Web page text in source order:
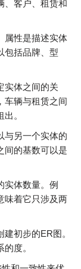
、客户、租赁和
属性是描述实体
包括品牌、型
实体之间的关
车辆与租赁之间
。
与另一个实体的
间的基数可以是
实体数量。例
味着它只涉及两
初步的ER图。
度。